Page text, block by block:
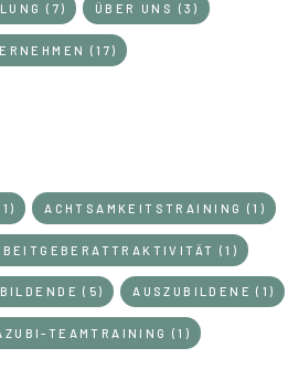
(7) ÜBER UNS (3)
(17)
ACHTSAMKEITSTRAINING (1)
(1)
(5) AUSZUBILDENE (1)
TEAMTRAINING (1)